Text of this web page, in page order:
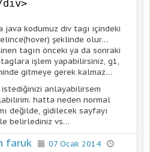
div>
java kodumuz div tagı içindeki
şeklinde olur…
tagın önceki ya da sonraki
işlem yapabilirsiniz, g1,
gitmeye gerek kalmaz…
istediğinizi anlayabilirsem
hatta neden normal
değilde, gidilecek sayfayı
belirlediniz vs…
faruk
07 Ocak 2014